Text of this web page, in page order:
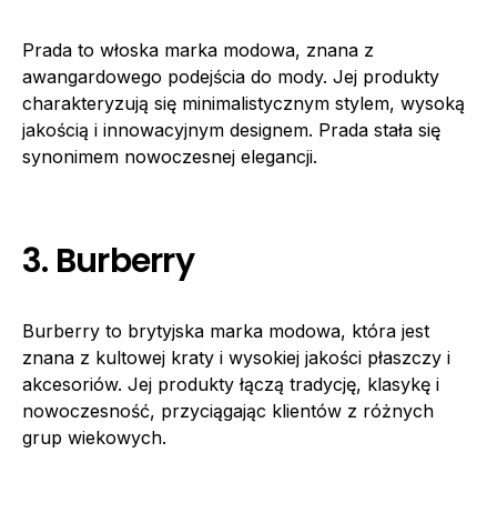
Prada to włoska marka modowa, znana z
awangardowego podejścia do mody. Jej produkty
charakteryzują się minimalistycznym stylem, wysoką
jakością i innowacyjnym designem. Prada stała się
synonimem nowoczesnej elegancji.
3. Burberry
Burberry to brytyjska marka modowa, która jest
znana z kultowej kraty i wysokiej jakości płaszczy i
akcesoriów. Jej produkty łączą tradycję, klasykę i
nowoczesność, przyciągając klientów z różnych
grup wiekowych.